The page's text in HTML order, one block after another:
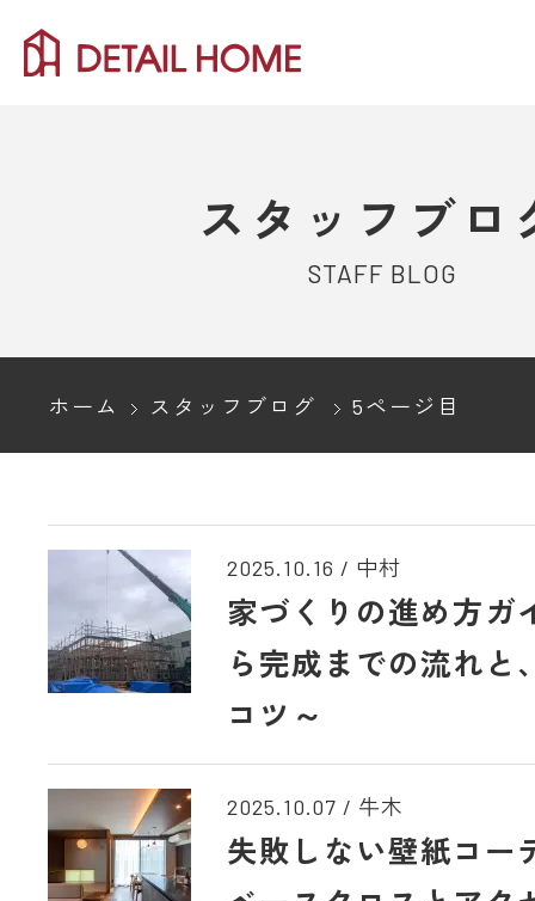
スタッフブロ
STAFF BLOG
ホーム スタッフブログ 5ページ目
2025.10.16 / 中村
家づくりの進め方ガ
ら完成までの流れと
コツ～
2025.10.07 / 牛木
失敗しない壁紙コー